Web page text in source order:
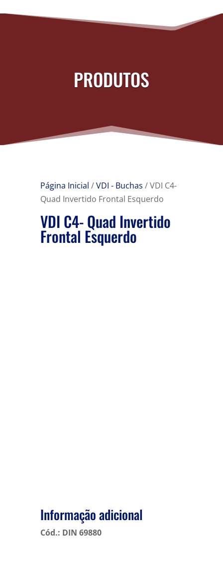
PRODUTOS
Página Inicial /VDI - Buchas / VDI C4-
Quad Invertido Frontal Esquerdo
VDI C4- Quad Invertido
Frontal Esquerdo
Informação adicional
Cód.: DIN 69880